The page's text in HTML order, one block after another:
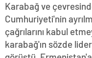
Karabağ ve
Cumhuriyeti'nin
çağrılarını kabul
karabağ'ın sözde